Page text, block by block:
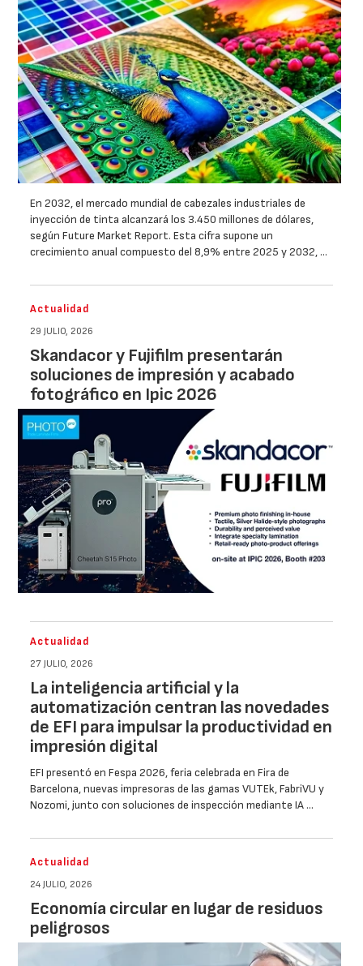
En 2032, el mercado mundial de cabezales industriales de
inyección de tinta alcanzará los 3.450 millones de dólares,
según Future Market Report. Esta cifra supone un
crecimiento anual compuesto del 8,9% entre 2025 y 2032, …
Actualidad
29 JULIO, 2026
Skandacor y Fujifilm presentarán
soluciones de impresión y acabado
fotográfico en Ipic 2026
Actualidad
27 JULIO, 2026
La inteligencia artificial y la
automatización centran las novedades
de EFI para impulsar la productividad en
impresión digital
EFI presentó en Fespa 2026, feria celebrada en Fira de
Barcelona, nuevas impresoras de las gamas VUTEk, FabriVU y
Nozomi, junto con soluciones de inspección mediante IA …
Actualidad
24 JULIO, 2026
Economía circular en lugar de residuos
peligrosos